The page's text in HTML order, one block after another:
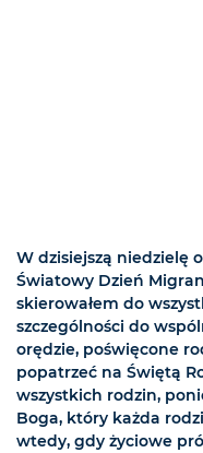
W dzisiejszą niedzielę
Światowy Dzień
skierowałem do
szczególności do
orędzie, poświęcone
popatrzeć na Świętą
wszystkich rodzin,
Boga, który każda
wtedy, gdy życiowe